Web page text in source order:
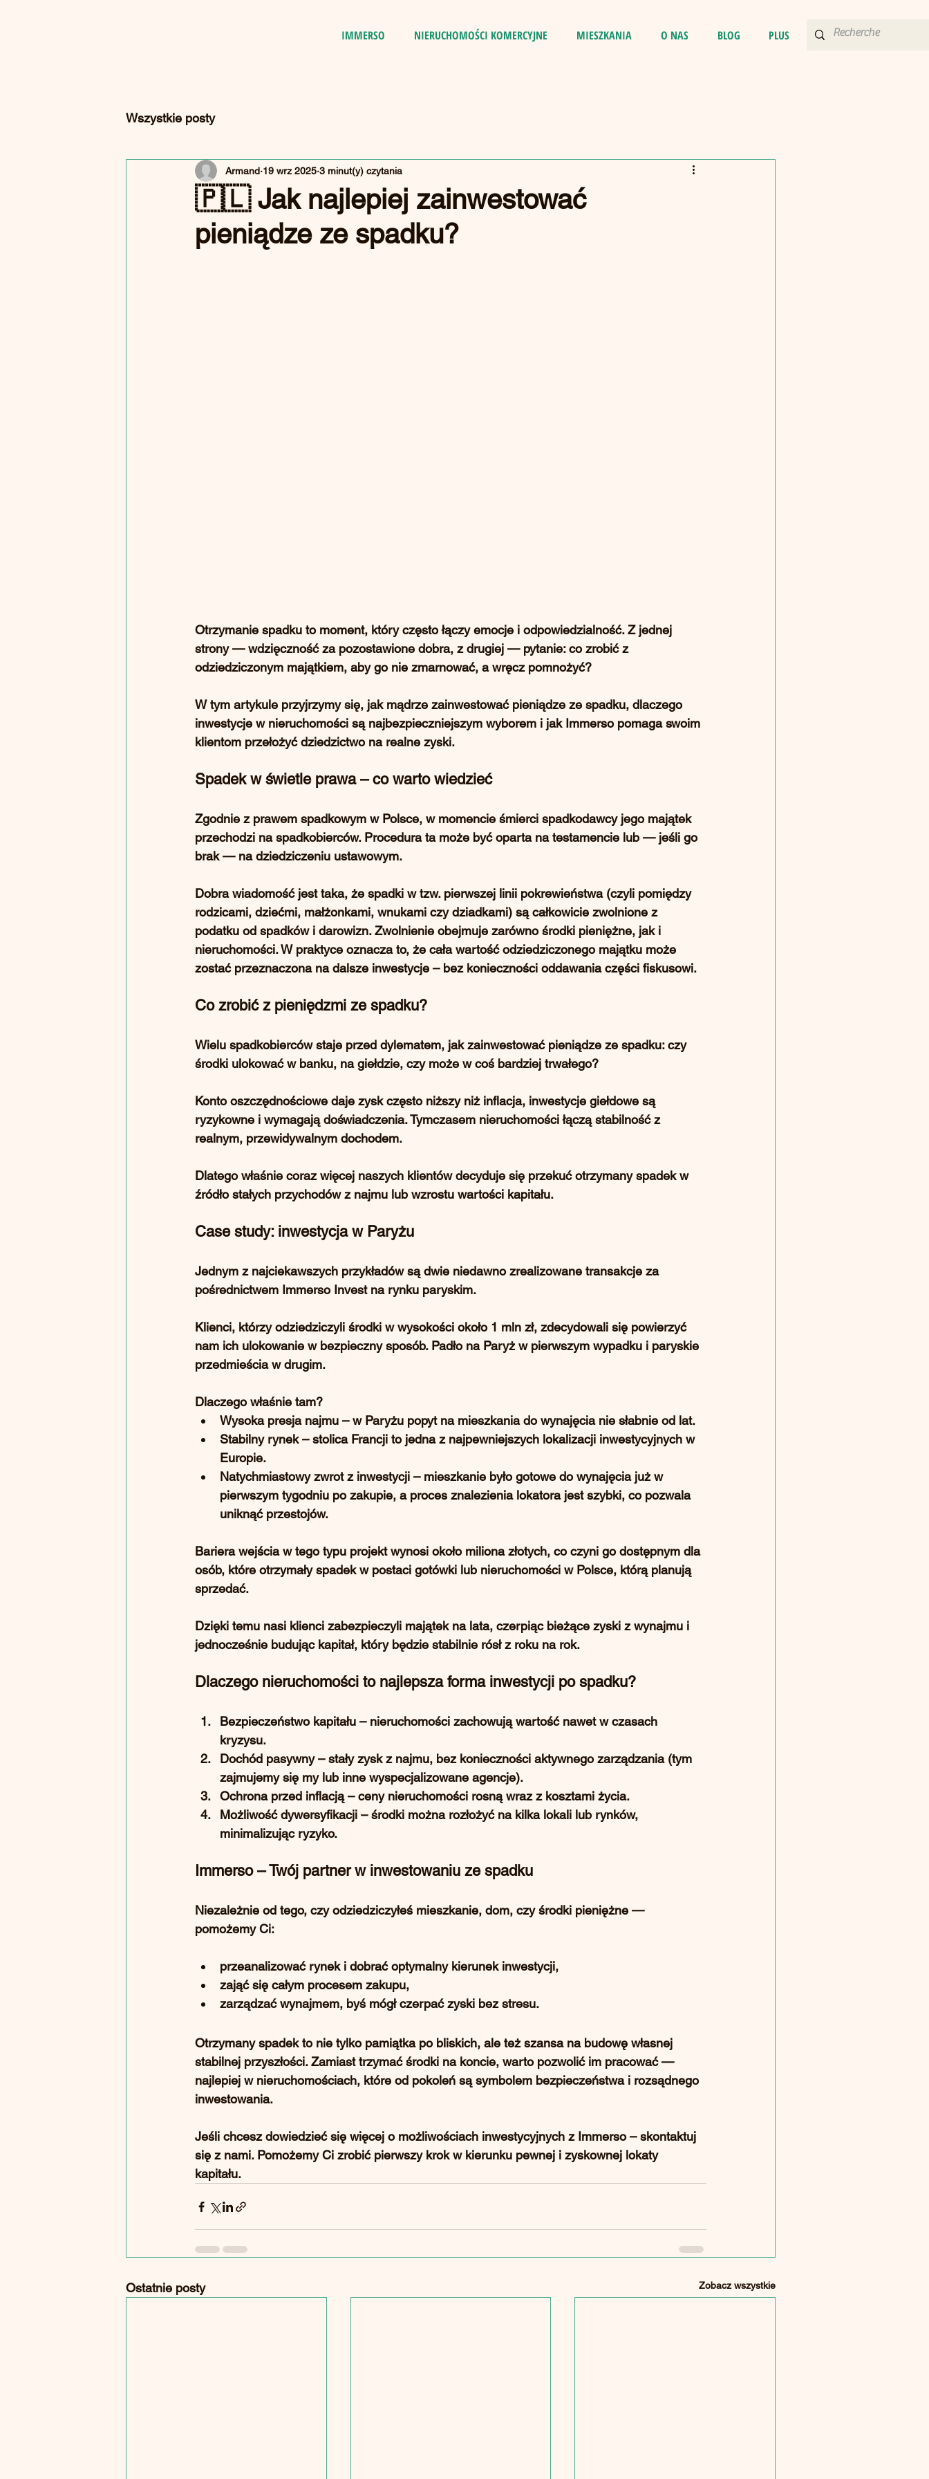
IMMERSO NIERUCHOMOŚCI KOMERCYJNE MIESZKANIA O NAS BLOG PLUS
Wszystkie posty
🇵🇱 Jak najlepiej zainwestować
pieniądze ze spadku?
Armand 19 wrz 2025 3 minut(y) czytania
Otrzymanie spadku to moment, który często łączy emocje i odpowiedzialność. Z jednej
strony — wdzięczność za pozostawione dobra, z drugiej — pytanie: co zrobić z
odziedziczonym majątkiem, aby go nie zmarnować, a wręcz pomnożyć?
W tym artykule przyjrzymy się, jak mądrze zainwestować pieniądze ze spadku, dlaczego
inwestycje w nieruchomości są najbezpieczniejszym wyborem i jak Immerso pomaga swoim
klientom przełożyć dziedzictwo na realne zyski.
Spadek w świetle prawa – co warto wiedzieć
Zgodnie z prawem spadkowym w Polsce, w momencie śmierci spadkodawcy jego majątek
przechodzi na spadkobierców. Procedura ta może być oparta na testamencie lub — jeśli go
brak — na dziedziczeniu ustawowym.
Dobra wiadomość jest taka, że spadki w tzw. pierwszej linii pokrewieństwa (czyli pomiędzy
rodzicami, dziećmi, małżonkami, wnukami czy dziadkami) są całkowicie zwolnione z
podatku od spadków i darowizn. Zwolnienie obejmuje zarówno środki pieniężne, jak i
nieruchomości. W praktyce oznacza to, że cała wartość odziedziczonego majątku może
zostać przeznaczona na dalsze inwestycje – bez konieczności oddawania części fiskusowi.
Co zrobić z pieniędzmi ze spadku?
Wielu spadkobierców staje przed dylematem, jak zainwestować pieniądze ze spadku: czy
środki ulokować w banku, na giełdzie, czy może w coś bardziej trwałego?
Konto oszczędnościowe daje zysk często niższy niż inflacja, inwestycje giełdowe są
ryzykowne i wymagają doświadczenia. Tymczasem nieruchomości łączą stabilność z
realnym, przewidywalnym dochodem.
Dlatego właśnie coraz więcej naszych klientów decyduje się przekuć otrzymany spadek w
źródło stałych przychodów z najmu lub wzrostu wartości kapitału.
Case study: inwestycja w Paryżu
Jednym z najciekawszych przykładów są dwie niedawno zrealizowane transakcje za
pośrednictwem Immerso Invest na rynku paryskim.
Klienci, którzy odziedziczyli środki w wysokości około 1 mln zł, zdecydowali się powierzyć
nam ich ulokowanie w bezpieczny sposób. Padło na Paryż w pierwszym wypadku i paryskie
przedmieścia w drugim.
Dlaczego właśnie tam?
Wysoka presja najmu – w Paryżu popyt na mieszkania do wynajęcia nie słabnie od lat.
Stabilny rynek – stolica Francji to jedna z najpewniejszych lokalizacji inwestycyjnych w
Europie.
Natychmiastowy zwrot z inwestycji – mieszkanie było gotowe do wynajęcia już w
pierwszym tygodniu po zakupie, a proces znalezienia lokatora jest szybki, co pozwala
uniknąć przestojów.
Bariera wejścia w tego typu projekt wynosi około miliona złotych, co czyni go dostępnym dla
osób, które otrzymały spadek w postaci gotówki lub nieruchomości w Polsce, którą planują
sprzedać.
Dzięki temu nasi klienci zabezpieczyli majątek na lata, czerpiąc bieżące zyski z wynajmu i
jednocześnie budując kapitał, który będzie stabilnie rósł z roku na rok.
Dlaczego nieruchomości to najlepsza forma inwestycji po spadku?
Bezpieczeństwo kapitału – nieruchomości zachowują wartość nawet w czasach
kryzysu.
Dochód pasywny – stały zysk z najmu, bez konieczności aktywnego zarządzania (tym
zajmujemy się my lub inne wyspecjalizowane agencje).
Ochrona przed inflacją – ceny nieruchomości rosną wraz z kosztami życia.
Możliwość dywersyfikacji – środki można rozłożyć na kilka lokali lub rynków,
minimalizując ryzyko.
Immerso – Twój partner w inwestowaniu ze spadku
Niezależnie od tego, czy odziedziczyłeś mieszkanie, dom, czy środki pieniężne —
pomożemy Ci:
przeanalizować rynek i dobrać optymalny kierunek inwestycji,
zająć się całym procesem zakupu,
zarządzać wynajmem, byś mógł czerpać zyski bez stresu.
Otrzymany spadek to nie tylko pamiątka po bliskich, ale też szansa na budowę własnej
stabilnej przyszłości. Zamiast trzymać środki na koncie, warto pozwolić im pracować —
najlepiej w nieruchomościach, które od pokoleń są symbolem bezpieczeństwa i rozsądnego
inwestowania.
Jeśli chcesz dowiedzieć się więcej o możliwościach inwestycyjnych z Immerso – skontaktuj
się z nami. Pomożemy Ci zrobić pierwszy krok w kierunku pewnej i zyskownej lokaty
kapitału.
Ostatnie posty Zobacz wszystkie